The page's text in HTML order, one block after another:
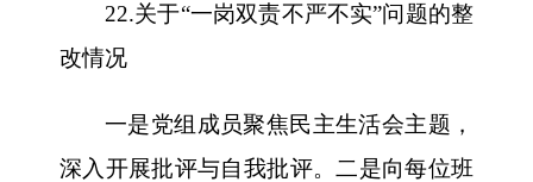
22.关于“一岗双责不严不实”问题的整
改情况
一是党组成员聚焦民主生活会主题，
深入开展批评与自我批评。二是向每位班